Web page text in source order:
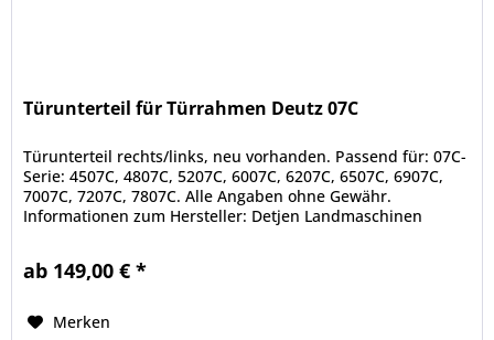
Türunterteil für Türrahmen Deutz 07C
Türunterteil rechts/links, neu vorhanden. Passend für: 07C-
Serie: 4507C, 4807C, 5207C, 6007C, 6207C, 6507C, 6907C,
7007C, 7207C, 7807C. Alle Angaben ohne Gewähr.
Informationen zum Hersteller: Detjen Landmaschinen
ab 149,00 € *
Merken